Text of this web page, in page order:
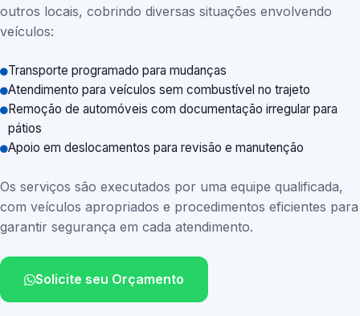
outros locais, cobrindo diversas situações envolvendo
veículos:
Transporte programado para mudanças
Atendimento para veículos sem combustível no trajeto
Remoção de automóveis com documentação irregular para
pátios
Apoio em deslocamentos para revisão e manutenção
Os serviços são executados por uma equipe qualificada,
com veículos apropriados e procedimentos eficientes para
garantir segurança em cada atendimento.
Solicite seu Orçamento